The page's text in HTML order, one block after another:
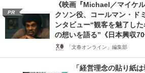
PR
《映画『Michael／マイケ
クソン役、コールマン・ド
ンタビュー“観客を魅了し
の想いを語る”《日本興収70
「文春オンライン」編集部
「経営理念の貼り紙